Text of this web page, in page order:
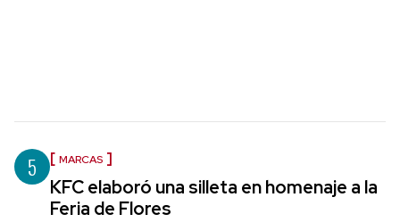
5 MARCAS
KFC elaboró una silleta en homenaje a la
Feria de Flores